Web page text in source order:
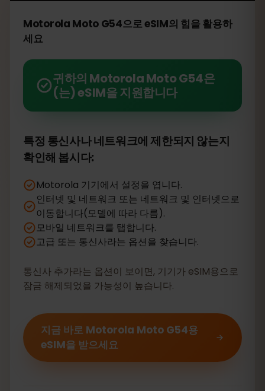
Motorola Moto G54으로 eSIM의 힘을 활용하
세요
귀하의 Motorola Moto G54은
(는) eSIM을 지원합니다
특정 통신사나 네트워크에 제한되지 않는지
확인해 봅시다:
Motorola 기기에서 설정을 엽니다.
인터넷 및 네트워크 또는 네트워크 및 인터넷으로
이동합니다(모델에 따라 다름).
모바일 네트워크를 탭합니다.
고급 또는 통신사라는 옵션을 찾습니다.
통신사 추가라는 옵션이 보이면, 기기가 eSIM용으로
잠금 해제되었을 가능성이 높습니다.
지금 바로 Motorola Moto G54용
eSIM을 받으세요